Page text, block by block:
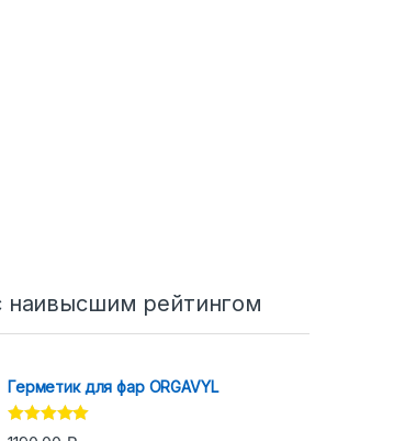
наивысшим рейтингом
Герметик для фар ORGAVYL
Оценка 5.00